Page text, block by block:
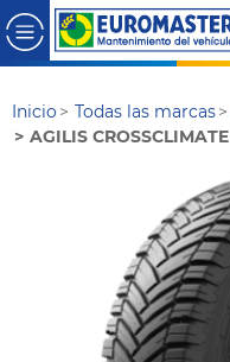
Inicio Todas las marcas
AGILIS CROSSCLIMATE